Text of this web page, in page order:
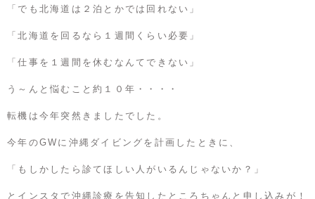
「でも北海道は２泊とかでは回れない」
「北海道を回るなら１週間くらい必要」
「仕事を１週間を休むなんてできない」
う～んと悩むこと約１０年・・・・
転機は今年突然きましたでした。
今年のGWに沖縄ダイビングを計画したときに、
「もしかしたら診てほしい人がいるんじゃないか？」
とインスタで沖縄診療を告知したところちゃんと申し込みが！